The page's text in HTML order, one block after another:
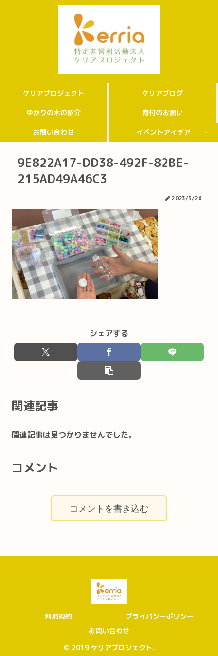
ケリアプロジェクト ケリアブログ
ゆかりの木の紹介 寄付のお願い
お問い合わせ イベントアイデア
9E822A17-DD38-492F-82BE-
215AD49A46C3
2023/5/26
シェアする
関連記事
関連記事は見つかりませんでした。
コメント
コメントを書き込む
利用規約
プライバシーポリシー
お問い合わせ
© 2019 ケリアプロジェクト.